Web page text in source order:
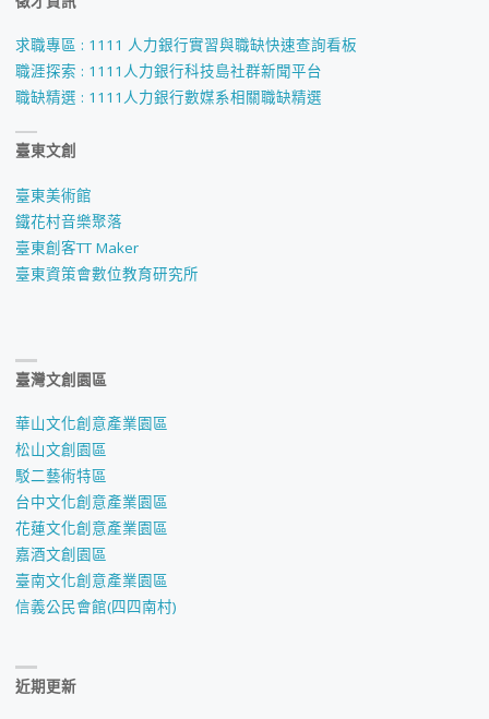
求職專區 : 1111 人力銀行實習與職缺快速查詢看板
職涯探索 : 1111人力銀行科技島社群新聞平台
職缺精選 : 1111人力銀行數媒系相關職缺精選
臺東文創
臺東美術館
鐵花村音樂聚落
臺東創客TT Maker
臺東資策會數位教育研究所
臺灣文創園區
華山文化創意產業園區
松山文創園區
駁二藝術特區
台中文化創意產業園區
花蓮文化創意產業園區
嘉酒文創園區
臺南文化創意產業園區
信義公民會館(四四南村)
近期更新